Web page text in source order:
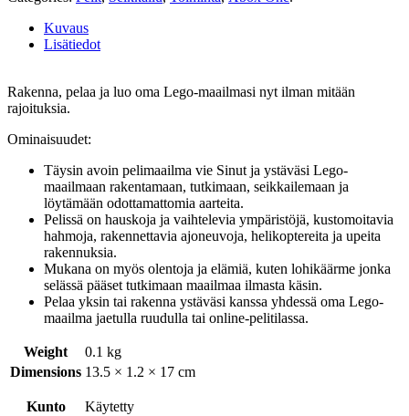
Kuvaus
Lisätiedot
Rakenna, pelaa ja luo oma Lego-maailmasi nyt ilman mitään
rajoituksia.
Ominaisuudet:
Täysin avoin pelimaailma vie Sinut ja ystäväsi Lego-
maailmaan rakentamaan, tutkimaan, seikkailemaan ja
löytämään odottamattomia aarteita.
Pelissä on hauskoja ja vaihtelevia ympäristöjä, kustomoitavia
hahmoja, rakennettavia ajoneuvoja, helikoptereita ja upeita
rakennuksia.
Mukana on myös olentoja ja elämiä, kuten lohikäärme jonka
selässä pääset tutkimaan maailmaa ilmasta käsin.
Pelaa yksin tai rakenna ystäväsi kanssa yhdessä oma Lego-
maailma jaetulla ruudulla tai online-pelitilassa.
Weight
0.1 kg
Dimensions 13.5 × 1.2 × 17 cm
Kunto Käytetty